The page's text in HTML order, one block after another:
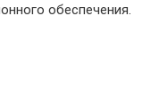
обеспечения.